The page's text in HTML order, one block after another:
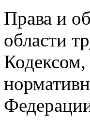
Права и
области